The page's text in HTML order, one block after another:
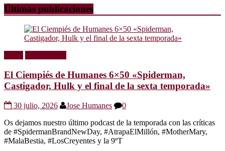
Últimas publicaciones
El Ciempiés de Humanes 6×50 «Spiderman,
Castigador, Hulk y el final de la sexta temporada»
30 julio, 2026 Jose Humanes
0
Os dejamos nuestro último podcast de la temporada con las críticas
de #SpidermanBrandNewDay, #AtrapaElMillón, #MotherMary,
#MalaBestia, #LosCreyentes y la 9ºT